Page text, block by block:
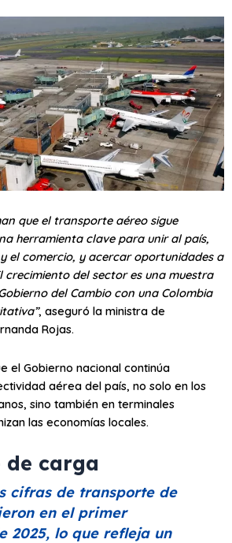
que el transporte aéreo sigue
herramienta clave para unir al país,
el comercio, y acercar oportunidades a
crecimiento del sector es una muestra
del Cambio con una Colombia
, aseguró la ministra de
Rojas.
el Gobierno nacional continúa
aérea del país, no solo en los
sino también en terminales
las economías locales.
de carga
cifras de transporte de
en el primer
2025, lo que refleja un